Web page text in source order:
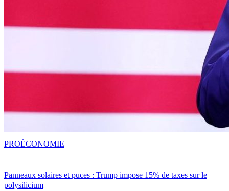
Panneaux solaires et puces : Trump impose 15% de taxes sur le
polysilicium
PROÉCONOMIE